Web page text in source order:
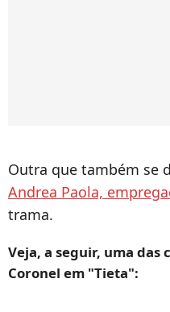
Outra que também se
Andrea Paola,
trama.
Veja, a seguir, uma das
Coronel em "Tieta":